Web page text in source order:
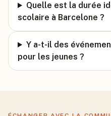
Quelle est la durée
scolaire à Barcelone ?
Y a-t-il des
pour les jeunes ?